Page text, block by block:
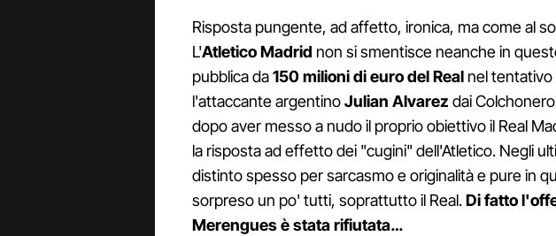
Risposta pungente, ad affetto, ironica, ma come al
L'Atletico Madrid non si smentisce neanche in
pubblica da150 milioni di euro del Real nel
l'attaccante argentinoJulian Alvarez dai
dopo aver messo a nudo il proprio obiettivo il Real
la risposta ad effetto dei "cugini" dell'Atletico. Negli
distinto spesso per sarcasmo e originalità e pure in
sorpreso un po' tutti, soprattutto il Real.Di fatto
Merengues è stata rifiutata…